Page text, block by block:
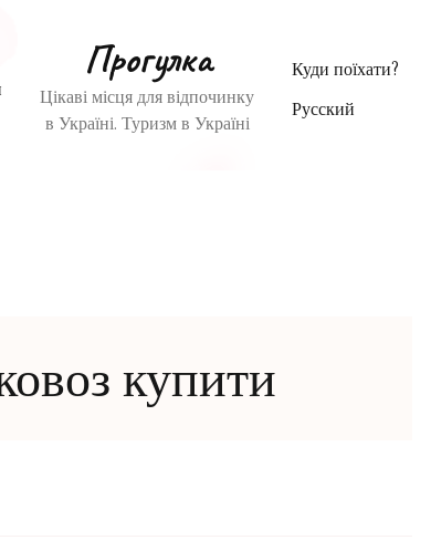
Куди поїхати?
Русский
Прогулка
Цікаві місця для відпочинку
в Україні. Туризм в Україні
купити